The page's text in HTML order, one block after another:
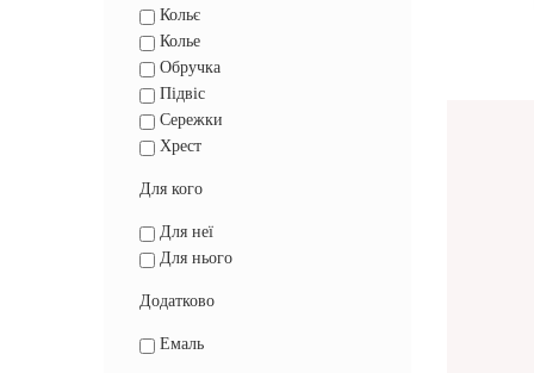
Кольє
Колье
Обручка
Підвіс
Сережки
Хрест
Для кого
Для неї
Для нього
Додатково
Емаль